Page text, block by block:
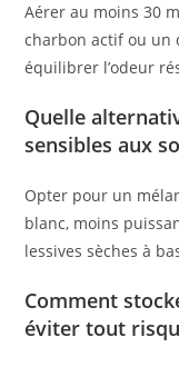
Aérer au moins 30
charbon actif ou un
équilibrer l’odeur
Quelle
sensibles aux
Opter pour un
blanc, moins
lessives sèches à
Comment
éviter tout